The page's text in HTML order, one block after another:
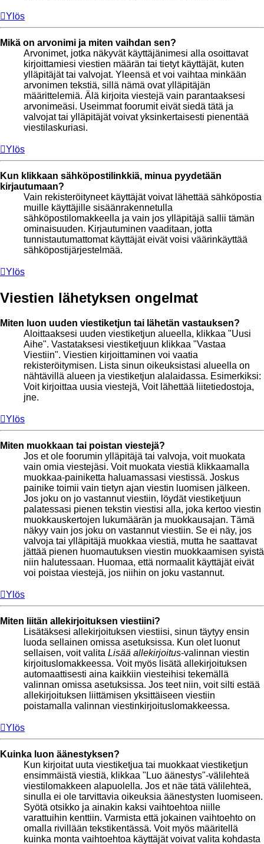
Ylös
Mikä on arvonimi ja miten vaihdan sen?
Arvonimet, jotka näkyvät käyttäjänimesi alla osoittavat
kirjoittamiesi viestien määrän tai tietyt käyttäjät, kuten
ylläpitäjät tai valvojat. Yleensä et voi vaihtaa minkään
arvonimen tekstiä, sillä nämä ovat ylläpitäjän
määrittelemiä. Älä kirjoita viestejä vain parantaaksesi
arvonimeäsi. Useimmat foorumit eivät siedä tätä ja
valvojat tai ylläpitäjät voivat yksinkertaisesti pienentää
viestilaskuriasi.
Ylös
Kun klikkaan sähköpostilinkkiä, minua pyydetään
kirjautumaan?
Vain rekisteröityneet käyttäjät voivat lähettää sähköpostia
muille käyttäjille sisäänrakennetulla
sähköpostilomakkeella ja vain jos ylläpitäjä sallii tämän
ominaisuuden. Kirjautuminen vaaditaan, jotta
tunnistautumattomat käyttäjät eivät voisi väärinkäyttää
sähköpostijärjestelmää.
Ylös
Viestien lähetyksen ongelmat
Miten luon uuden viestiketjun tai lähetän vastauksen?
Aloittaaksesi uuden viestiketjun alueella, klikkaa "Uusi
Aihe". Vastataksesi viestiketjuun klikkaa "Vastaa
Viestiin". Viestien kirjoittaminen voi vaatia
rekisteröitymisen. Lista sinun oikeuksistasi alueella on
nähtävillä alueen ja viestiketjun alalaidassa. Esimerkiksi:
Voit kirjoittaa uusia viestejä, Voit lähettää liitetiedostoja,
jne.
Ylös
Miten muokkaan tai poistan viestejä?
Jos et ole foorumin ylläpitäjä tai valvoja, voit muokata
vain omia viestejäsi. Voit muokata viestiä klikkaamalla
muokkaa-painiketta haluamassasi viestissä. Joskus
painike toimii vain tietyn ajan viestin luomisen jälkeen.
Jos joku on jo vastannut viestiin, löydät viestiketjuun
palatessasi pienen tekstin viestisi alla, joka kertoo viestin
muokkauskertojen lukumäärän ja muokkausajan. Tämä
näkyy vain jos joku on vastannut viestiin. Se ei näy, jos
valvoja tai ylläpitäjä muokkaa viestiä, mutta he saattavat
jättää pienen huomautuksen viestin muokkaamisen syistä
niin halutessaan. Huomaa, että normaalit käyttäjät eivät
voi poistaa viestejä, jos niihin on joku vastannut.
Ylös
Miten liitän allekirjoituksen viestiini?
Lisätäksesi allekirjoituksen viestiisi, sinun täytyy ensin
luoda sellainen omissa asetuksissa. Kun olet luonut
sellaisen, voit valita Lisää allekirjoitus-valinnan viestin
kirjoituslomakkeessa. Voit myös lisätä allekirjoituksen
automaattisesti aina kaikkiin viesteihisi tekemällä
valinnan omissa asetuksissa. Jos teet niin, voit silti estää
allekirjoituksen liittämisen yksittäiseen viestiin
poistamalla valinnan viestinkirjoituslomakkeessa.
Ylös
Kuinka luon äänestyksen?
Kun kirjoitat uuta viestiketjua tai muokkaat viestiketjun
ensimmäistä viestiä, klikkaa "Luo äänestys"-välilehteä
viestilomakkeen alapuolella. Jos et näe tätä välilehteä,
sinulla ei ole tarvittavia oikeuksia äänestysten luomiseen.
Syötä otsikko ja ainakin kaksi vaihtoehtoa niille
varattuihin kenttiin. Varmista että jokainen vaihtoehto on
omalla rivillään tekstikentässä. Voit myös määritellä
kuinka monta vaihtoehtoa käyttäjät voivat valita kohdasta